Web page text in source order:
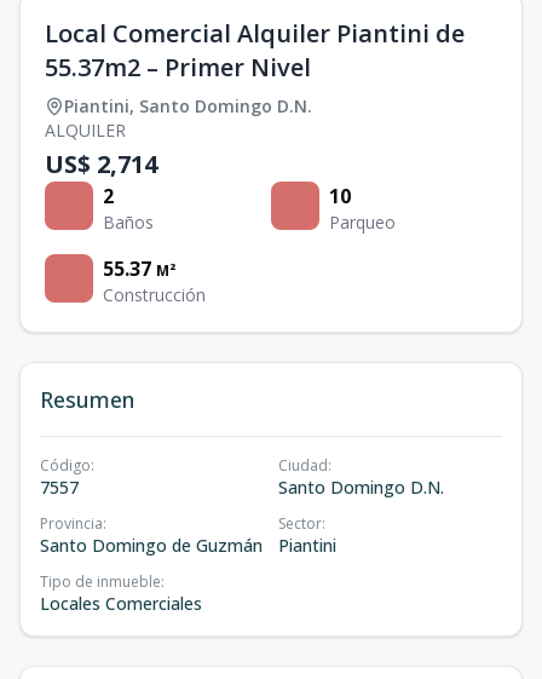
Local Comercial Alquiler Piantini de
55.37m2 – Primer Nivel
Piantini, Santo Domingo D.N.
ALQUILER
US$ 2,714
2
Baños
10
Parqueo
55.37 M²
Construcción
Resumen
Código:
7557
Ciudad:
Santo Domingo D.N.
Provincia:
Santo Domingo de Guzmán
Sector:
Piantini
Tipo de inmueble:
Locales Comerciales